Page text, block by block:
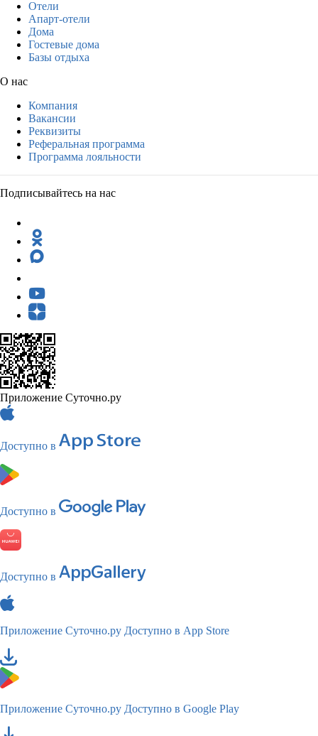
Отели
Апарт-отели
Дома
Гостевые дома
Базы отдыха
О нас
Компания
Вакансии
Реквизиты
Реферальная программа
Программа лояльности
Подписывайтесь на нас
Приложение Суточно.ру
Доступно в
Доступно в
Доступно в
Приложение Суточно.ру Доступно в App Store
Приложение Суточно.ру Доступно в Google Play